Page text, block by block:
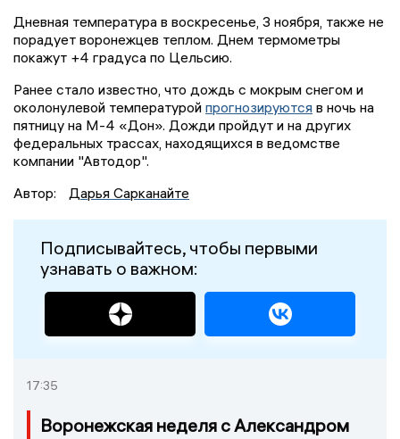
Дневная температура в воскресенье, 3 ноября, также не
порадует воронежцев теплом. Днем термометры
покажут +4 градуса по Цельсию.
Ранее стало известно, что дождь с мокрым снегом и
околонулевой температурой прогнозируются в ночь на
пятницу на М-4 «Дон». Дожди пройдут и на других
федеральных трассах, находящихся в ведомстве
компании "Автодор".
Автор:
Дарья Сарканайте
Подписывайтесь, чтобы первыми
узнавать о важном:
17:35
Воронежская неделя с Александром